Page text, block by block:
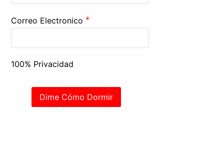
Correo Electronico *
100% Privacidad
Dime Cómo Dormir